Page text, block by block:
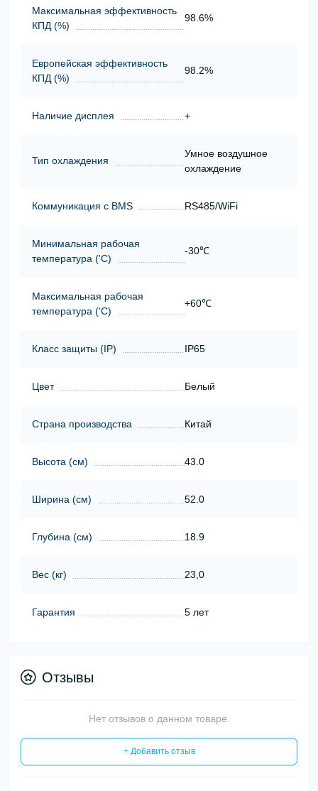
Максимальная эффективность
КПД (%)
98.6%
Европейская эффективность
КПД (%)
98.2%
Наличие дисплея +
Тип охлаждения
Умное воздушное
охлаждение
Коммуникация с BMS RS485/WiFi
Минимальная рабочая
температура ('С)
-30℃
Максимальная рабочая
температура ('С)
+60℃
Класс защиты (ІР) IP65
Цвет Белый
Страна производства Китай
Высота (cм) 43.0
Ширина (cм) 52.0
Глубина (cм) 18.9
Вес (кг) 23,0
Гарантия 5 лет
Отзывы
Нет отзывов о данном товаре.
+ Добавить отзыв